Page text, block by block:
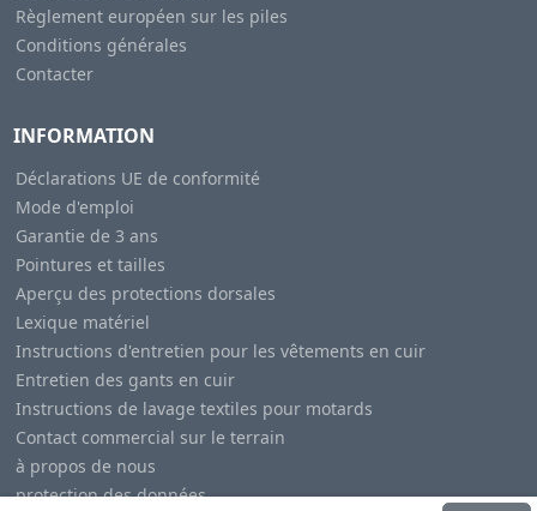
Règlement européen sur les piles
Conditions générales
Contacter
INFORMATION
Déclarations UE de conformité
Mode d'emploi
Garantie de 3 ans
Pointures et tailles
Aperçu des protections dorsales
Lexique matériel
Instructions d'entretien pour les vêtements en cuir
Entretien des gants en cuir
Instructions de lavage textiles pour motards
Contact commercial sur le terrain
à propos de nous
protection des données